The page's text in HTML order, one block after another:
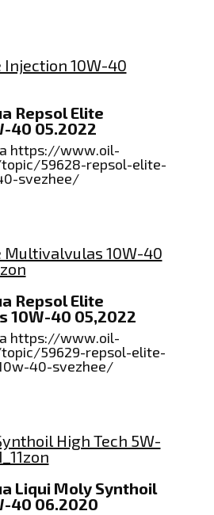
Repsol Elite
40 05.2022
https://www.oil-
59628-repsol-elite-
svezhee/
Repsol Elite
10W-40 05,2022
https://www.oil-
59629-repsol-elite-
40-svezhee/
Liqui Moly Synthoil
40 06.2020